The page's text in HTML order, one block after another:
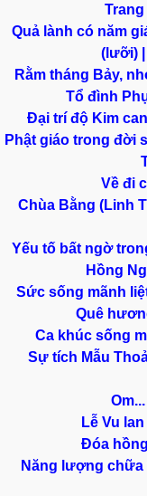
Quả lành có năm
(lưỡi) |
Rằm tháng Bảy,
Tổ đình
Đại trí độ Kim
Phật giáo trong đời
Về đi
Chùa Bằng (Linh
Yếu tố bất ngờ
Hồng
Sức sống mãnh
Quê
Ca khúc sống
Sự tích Mẫu
Lễ Vu
Đóa
Năng lượng chữa